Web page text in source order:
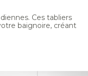
Ces tabliers
baignoire, créant